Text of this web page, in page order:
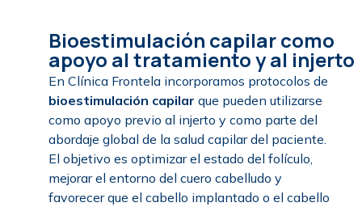
Bioestimulación capilar como
apoyo al tratamiento y al injerto
En Clínica Frontela incorporamos protocolos de
bioestimulación capilar que pueden utilizarse
como apoyo previo al injerto y como parte del
abordaje global de la salud capilar del paciente.
El objetivo es optimizar el estado del folículo,
mejorar el entorno del cuero cabelludo y
favorecer que el cabello implantado o el cabello